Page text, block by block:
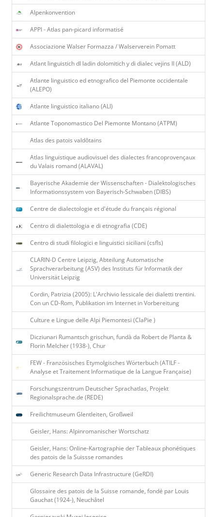
Alpenkonvention
APPI - Atlas pan-picard informatisé
Associazione Walser Formazza / Walserverein Pomatt
Atlant linguistich dl ladin dolomitich y di dialec vejins II (ALD)
Atlante linguistico ed etnografico del Piemonte occidentale
(ALEPO)
Atlante linguistico italiano (ALI)
Atlante Toponomastico Del Piemonte Montano (ATPM)
Atlas des patois valdôtains
Atlas linguistique audiovisuel des dialectes francoprovençaux
du Valais romand (ALAVAL)
Bayerische Akademie der Wissenschaften - Dialektologisches
Informationssystem von Bayerisch-Schwaben (DIBS)
Centre de dialectologie et d'étude du français régional
Centro di dialettologia e di etnografia (CDE)
Centro di studi filologici e linguistici siciliani (csfls)
CLARIN-D Centre Leipzig, Abteilung Automatische
Sprachverarbeitung (ASV) des Instituts für Informatik der
Universität Leipzig
Cordin, Patrizia (2005): L'Archivio lessicale dei dialetti trentini.
Con un CD-Rom, Publikation im Internet in Vorbereitung
Culture e Lingue delle Alpi Piemontesi (ClaPie )
Dicziunari Rumantsch grischun, fundà da Robert de Planta &
Florin Melcher (1938-), Chur
FEW - Französisches Etymolgisches Wörterbuch (ATILF -
Analyse et Traitement Informatique de la Langue Franҫaise)
Forschungszentrum Deutscher Sprachatlas, Projekt
Regionalsprache.de (REDE)
Freilichtmuseum Glentleiten, Großweil
Geisler, Hans: Alpinromanischer Wortschatz
Geisler, Hans: Online-Kartographie der Tableaux phonétiques
des patois de la Suissse romandes
Generic Research Data Infrastructure (GeRDI)
Glossaire des patois de la Suisse romande, fondé par Louis
Gauchat (1924-), Neuchâtel